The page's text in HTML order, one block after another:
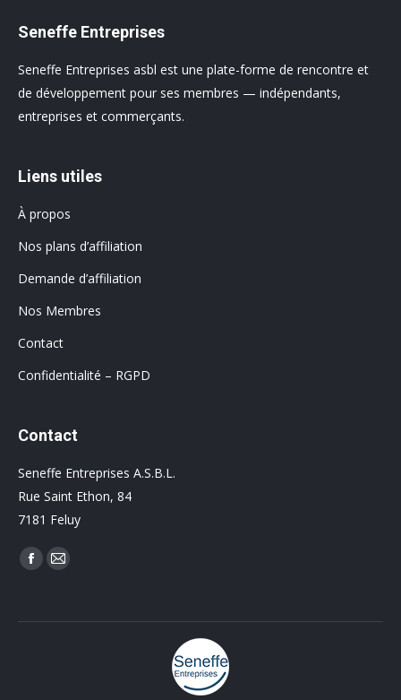
Seneffe Entreprises
Seneffe Entreprises asbl est une plate-forme de rencontre et
de développement pour ses membres — indépendants,
entreprises et commerçants.
Liens utiles
À propos
Nos plans d’affiliation
Demande d’affiliation
Nos Membres
Contact
Confidentialité – RGPD
Contact
Seneffe Entreprises A.S.B.L.
Rue Saint Ethon, 84
7181 Feluy
Trouvez nous sur :
Facebook
Mail